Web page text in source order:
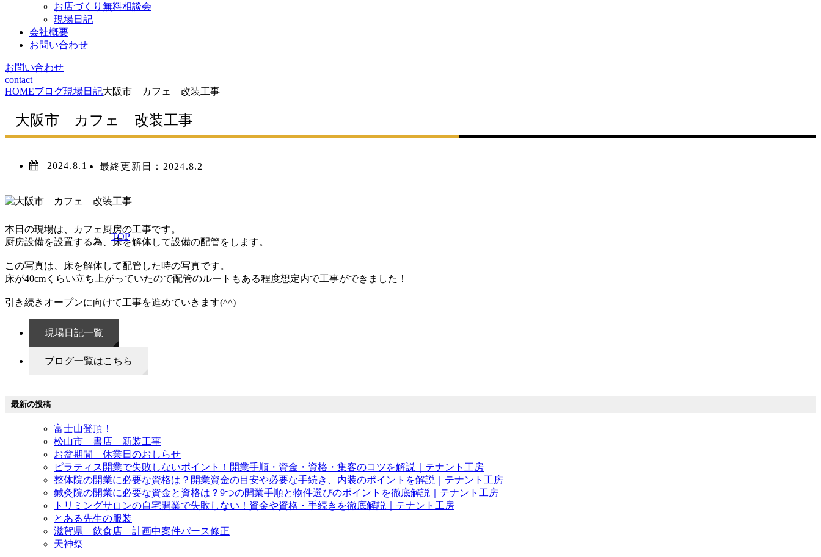
お店づくり無料相談会
現場日記
会社概要
お問い合わせ
TOP
お問い合わせ
contact
HOMEブログ現場日記大阪市 カフェ 改装工事
大阪市 カフェ 改装工事
2024.8.1 最終更新日： 2024.8.2
本日の現場は、カフェ厨房の工事です。
厨房設備を設置する為、床を解体して設備の配管をします。
この写真は、床を解体して配管した時の写真です。
床が40cmくらい立ち上がっていたので配管のルートもある程度想定内で工事ができました！
引き続きオープンに向けて工事を進めていきます(^^)
現場日記一覧
ブログ一覧はこちら
最新の投稿
富士山登頂！
松山市 書店 新装工事
お盆期間 休業日のおしらせ
ピラティス開業で失敗しないポイント！開業手順・資金・資格・集客のコツを解説｜テナント工房
整体院の開業に必要な資格は？開業資金の目安や必要な手続き、内装のポイントを解説｜テナント工房
鍼灸院の開業に必要な資金と資格は？9つの開業手順と物件選びのポイントを徹底解説｜テナント工房
トリミングサロンの自宅開業で失敗しない！資金や資格・手続きを徹底解説｜テナント工房
とある先生の服装
滋賀県 飲食店 計画中案件パース修正
天神祭